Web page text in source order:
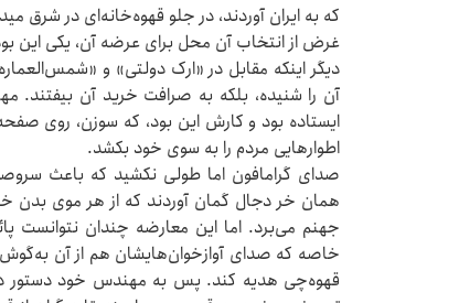
که به ایران آوردند، در جلو قهوه‌خانه‌ای در شرق
غرض از انتخاب آن محل برای عرضه آن، یکی این
دیگر اینکه مقابل در «ارک دولتی» و
آن را شنیده، بلکه به صرافت خرید آن بیفتند.
ایستاده بود و کارش این بود، که سوزن، روی
اطوارهایی مردم را به ‌سوی خود بکشد.
صدای گرامافون اما طولی نکشید که باعث
همان خر دجال گمان آوردند که از هر موی بدن
جهنم می‌برد. اما این معارضه چندان نتوانست
خاصه که صدای آوازخوان‌هایشان هم از آن
قهوه‌چی هدیه کند. پس به مهندس خود دستور